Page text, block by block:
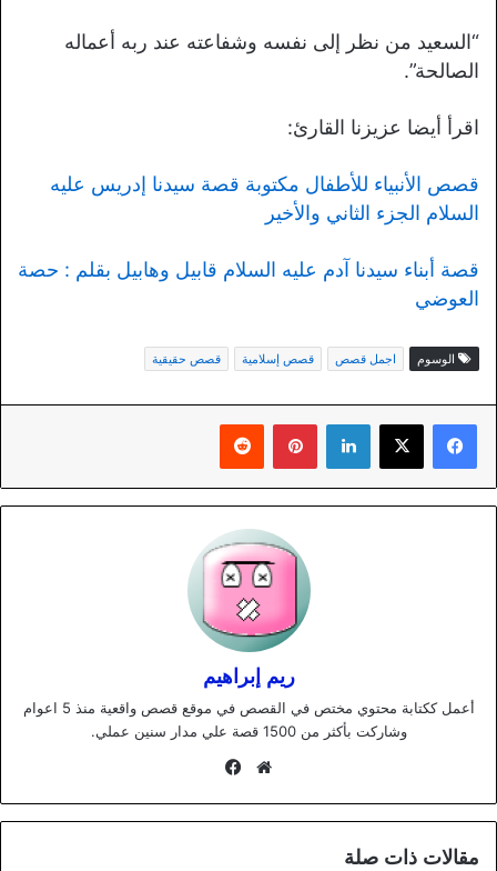
“السعيد من نظر إلى نفسه وشفاعته عند ربه أعماله
الصالحة”.
اقرأ أيضا عزيزنا القارئ:
قصص الأنبياء للأطفال مكتوبة قصة سيدنا إدريس عليه
السلام الجزء الثاني والأخير
قصة أبناء سيدنا آدم عليه السلام قابيل وهابيل بقلم : حصة
العوضي
الوسوم اجمل قصص قصص إسلامية قصص حقيقية
لينكدإن بينتيريست
ريم إبراهيم
أعمل ككتابة محتوي مختص في القصص في موقع قصص واقعية منذ 5 اعوام
وشاركت بأكثر من 1500 قصة علي مدار سنين عملي.
موقع
مقالات ذات صلة